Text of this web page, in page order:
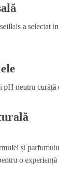
a selectat
neutru
și
o experiență